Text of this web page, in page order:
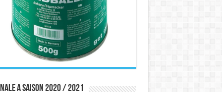
A saison 2020 / 2021